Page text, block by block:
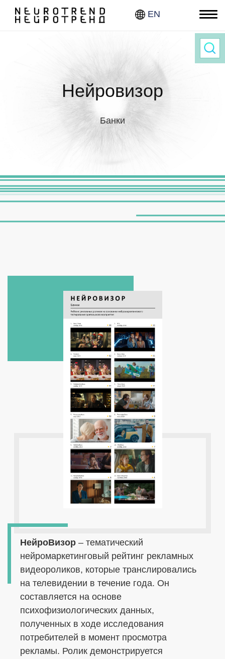
EN
Нейровизор
Банки
НейроВизор – тематический
нейромаркетинговый рейтинг рекламных
видеороликов, которые транслировались
на телевидении в течение года. Он
составляется на основе
психофизиологических данных,
полученных в ходе исследования
потребителей в момент просмотра
рекламы. Ролик демонстрируется